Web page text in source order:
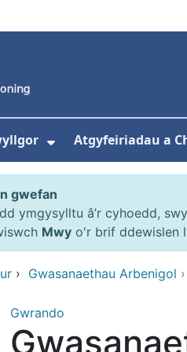
isddewislen ar gyfer
Atgyfeiriadau a
gwefan
ymgysylltu â’r cyhoedd,
Mwy o'r brif ddewislen
› Gwasanaethau Arbenigol ›
Gwrando